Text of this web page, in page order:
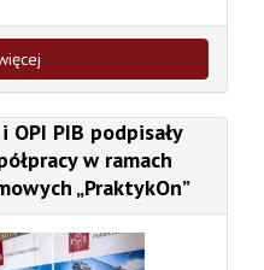
PIB podpisały
w ramach
„PraktykOn”